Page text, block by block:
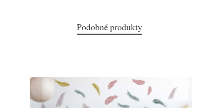
Podobné produkty